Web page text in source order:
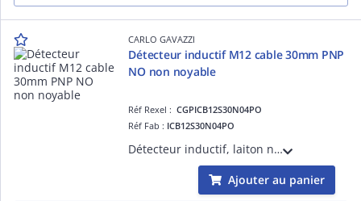
CARLO GAVAZZI
Détecteur inductif M12 cable 30mm PNP
NO non noyable
Réf Rexel :CGPICB12S30N04PO
Réf Fab : ICB12S30N04PO
Détecteur inductif, laiton nickelé M12, câble 2m, Sn 4mm, montage non encastré, corps court, sortie PNP NO, Alimentation 10-36Vcc, courant de sortie max 200mA, fréquence commutation max 2kHz, température -25°C-+70°C IP67
Ajouter au panier